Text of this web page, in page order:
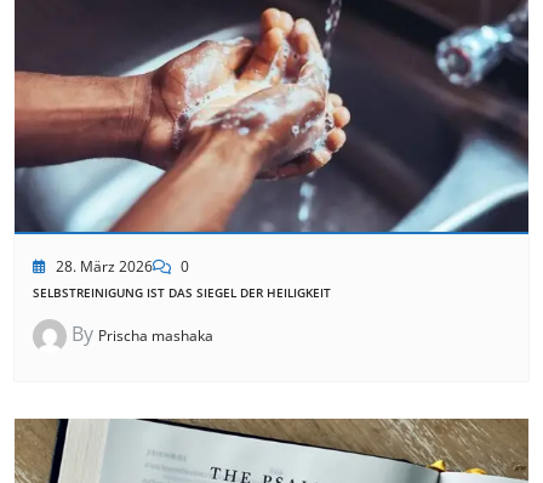
28. März 2026 0
SELBSTREINIGUNG IST DAS SIEGEL DER HEILIGKEIT
By Prischa mashaka